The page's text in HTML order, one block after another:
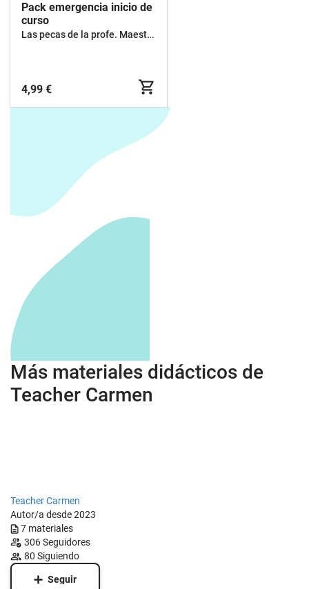
Pack emergencia inicio de
curso
Las pecas de la profe. Maestra y escritora de cuentos
4,99 €
Más materiales didácticos de
Teacher Carmen
Teacher Carmen
Autor/a desde 2023
7 materiales
306Seguidores
80 Siguiendo
Seguir